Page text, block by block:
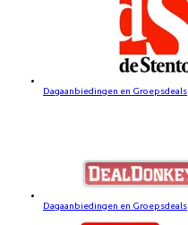
Dagaanbiedingen en Groepsdeals
Dagaanbiedingen en Groepsdeals